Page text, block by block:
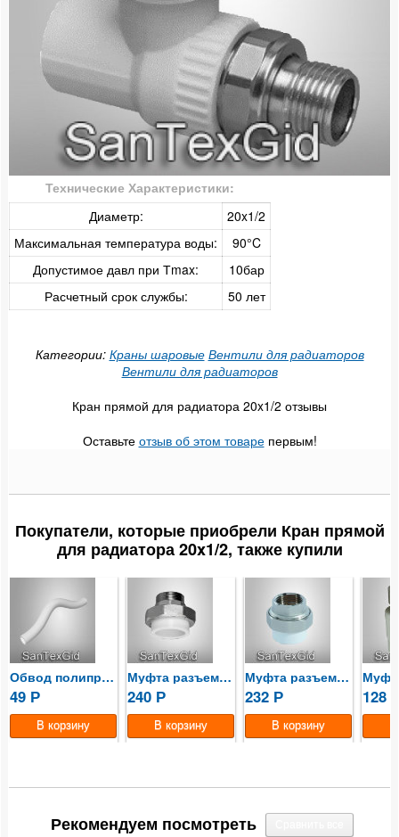
Крепление для труб
Настенный комплект
Заглушка
Колено обводное
Компенсатор
FV-Plast (Чешская)
Для металлопластиковых труб
Для медных труб
Для канализационных труб
Коллекторные группы
Контрольно-измерительные приборы и автоматика
Водонагреватели
Бойлеры косвенного нагрева
Предохранительная арматура
Емкости пластиковые
Технические Характеристики:
Диаметр:
20x1/2
Максимальная температура воды:
90°C
Допустимое давл при Тmax:
10бар
Расчетный срок службы:
50 лет
Категории: Краны шаровые Вентили для радиаторов
Вентили для радиаторов
Кран прямой для радиатора 20x1/2 отзывы
Оставьте отзыв об этом товарепервым!
Покупатели, которые приобрели Кран прямой
для радиатора 20x1/2, также купили
Обвод полипропиленовый 20 мм
49 Р
Муфта разъемная...
240 Р
Муфта разъемная...
232 Р 128
Рекомендуем посмотреть